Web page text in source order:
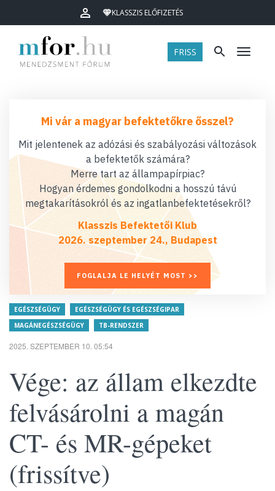
KLASSZIS ELŐFIZETÉS
FRISS Menü
Mi vár a magyar befektetőkre ősszel?
Mit jelentenek az adózási és szabályozási változások
a befektetők számára?
Merre tart az állampapírpiac?
Hogyan érdemes gondolkodni a hosszú távú
megtakarításokról és az ingatlanbefektetésekről?
Klasszis Befektetői Klub
2026. szeptember 24., Budapest
FOGLALJA LE HELYÉT MOST >>
EGÉSZSÉGÜGY
EGÉSZSÉGÜGY ÉS EGÉSZSÉGIPAR
MAGÁNEGÉSZSÉGÜGY
TB-RENDSZER
2025. SZEPTEMBER 10. 05:54
Vége: az állam elkezdte
felvásárolni a magán
CT- és MR-gépeket
(frissítve)